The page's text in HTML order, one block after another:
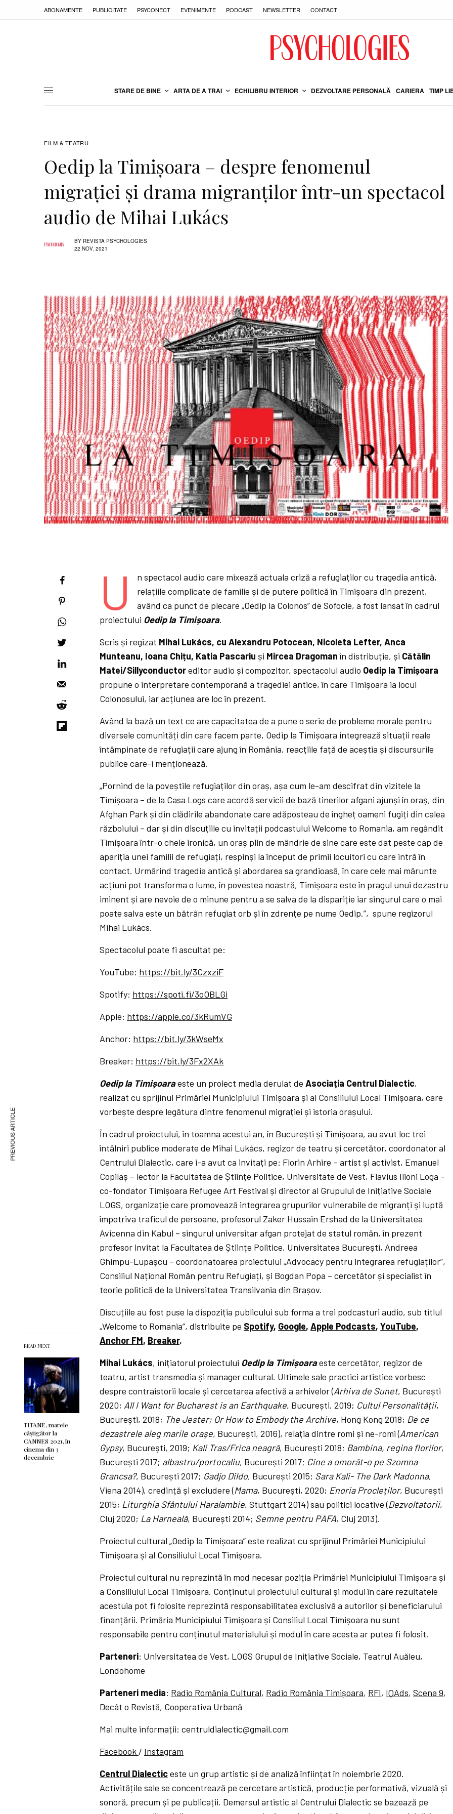
ABONAMENTE PUBLICITATE PSYCONECT EVENIMENTE PODCAST NEWSLETTER CONTACT
STARE DE BINE ARTA DE A TRAI ECHILIBRU INTERIOR DEZVOLTARE PERSONALĂ CARIERA TIMP
FILM & TEATRU
Oedip la Timișoara – despre fenomenul
migrației și drama migranților într-un spectacol
audio de Mihai Lukács
BY REVISTA PSYCHOLOGIES
22 NOV. 2021
READ NEXT
TITANE, marele
câștigător la
CANNES 2021, în
cinema din 3
decembrie
U
n spectacol audio care mixează actuala criză a refugiaților cu tragedia antică,
relațiile complicate de familie și de putere politică în Timișoara din prezent,
având ca punct de plecare „Oedip la Colonos” de Sofocle, a fost lansat în cadrul
proiectului Oedip la Timișoara.
Scris și regizat Mihai Lukács, cu Alexandru Potocean, Nicoleta Lefter, Anca
Munteanu, Ioana Chițu, Katia Pascariu și Mircea Dragomanîn distribuție, și Cătălin
Matei/Sillyconductoreditor audio și compozitor, spectacolul audio Oedip la Timișoara
propune o interpretare contemporană a tragediei antice, în care Timișoara ia locul
Colonosului, iar acțiunea are loc în prezent.
Având la bază un text ce are capacitatea de a pune o serie de probleme morale pentru
diversele comunități din care facem parte, Oedip la Timișoara integrează situații reale
întâmpinate de refugiații care ajung în România, reacțiile față de aceștia și discursurile
publice care-i menționează.
„Pornind de la poveștile refugiaților din oraș, așa cum le-am descifrat din vizitele la
Timișoara – de la Casa Logs care acordă servicii de bază tinerilor afgani ajunși în oraș, din
Afghan Park și din clădirile abandonate care adăposteau de îngheț oameni fugiți din calea
războiului – dar și din discuțiile cu invitații podcastului Welcome to Romania, am regândit
Timișoara într-o cheie ironică, un oraș plin de mândrie de sine care este dat peste cap de
apariția unei familii de refugiați, respinși la început de primii locuitori cu care intră în
contact. Urmărind tragedia antică și abordarea sa grandioasă, în care cele mai mărunte
acțiuni pot transforma o lume, în povestea noastră, Timișoara este în pragul unui dezastru
iminent și are nevoie de o minune pentru a se salva de la dispariție iar singurul care o mai
poate salva este un bătrân refugiat orb și în zdrențe pe nume Oedip.”, spune regizorul
Mihai Lukács.
Spectacolul poate fi ascultat pe:
YouTube: https://bit.ly/3CzxziF
Spotify: https://spoti.fi/3oOBLGi
Apple: https://apple.co/3kRumVG
Anchor: https://bit.ly/3kWseMx
Breaker: https://bit.ly/3Fx2XAk
Oedip la Timișoaraeste un proiect media derulat deAsociația Centrul Dialectic,
realizat cu sprijinul Primăriei Municipiului Timișoara și al Consiliului Local Timișoara, care
vorbește despre legătura dintre fenomenul migrației și istoria orașului.
În cadrul proiectului, în toamna acestui an, în București și Timișoara, au avut loc trei
întâlniri publice moderate de Mihai Lukács, regizor de teatru și cercetător, coordonator al
Centrului Dialectic, care i-a avut ca invitați pe: Florin Arhire – artist și activist, Emanuel
Copilaș – lector la Facultatea de Științe Politice, Universitate de Vest, Flavius Ilioni Loga –
co-fondator Timișoara Refugee Art Festival și director al Grupului de Inițiative Sociale
LOGS, organizație care promovează integrarea grupurilor vulnerabile de migranți și luptă
împotriva traficul de persoane, profesorul Zaker Hussain Ershad de la Universitatea
Avicenna din Kabul – singurul universitar afgan protejat de statul român, în prezent
profesor invitat la Facultatea de Științe Politice, Universitatea București, Andreea
Ghimpu-Lupașcu – coordonatoarea proiectului „Advocacy pentru integrarea refugiaților”,
Consiliul Național Român pentru Refugiați, și Bogdan Popa – cercetător și specialist în
teorie politică de la Universitatea Transilvania din Brașov.
Discuțiile au fost puse la dispoziția publicului sub forma a trei podcasturi audio, sub titlul
„Welcome to Romania”, distribuite pe Spotify, Google,Apple Podcasts,YouTube,
Anchor FM, Breaker.
Mihai Lukács, inițiatorul proiectului Oedip la Timișoaraeste cercetător, regizor de
teatru, artist transmedia și manager cultural. Ultimele sale practici artistice vorbesc
despre contraistorii locale și cercetarea afectivă a arhivelor (Arhiva de Sunet, București
2020; All I Want for Bucharest is an Earthquake, București, 2019; Cultul Personalității,
București, 2018; The Jester; Or How to Embody the Archive, Hong Kong 2018; De ce
dezastrele aleg marile orașe, București, 2016), relația dintre romi și ne-romi (American
Gypsy, București, 2019; Kali Tras/Frica neagră, București 2018; Bambina, regina florilor,
București 2017; albastru/portocaliu, București 2017; Cine a omorât-o pe Szomna
Grancsa?, București 2017; Gadjo Dildo, București 2015; Sara Kali- The Dark Madonna,
Viena 2014), credință și excludere (Mama, București, 2020; Enoria Procleților, București
2015; Liturghia Sfântului Haralambie, Stuttgart 2014) sau politici locative (Dezvoltatorii,
Cluj 2020; La Harneală, București 2014; Semne pentru PAFA, Cluj 2013).
Proiectul cultural „Oedip la Timișoara” este realizat cu sprijinul Primăriei Municipiului
Timișoara și al Consiliului Local Timișoara.
Proiectul cultural nu reprezintă în mod necesar poziția Primăriei Municipiului Timișoara și
a Consiliului Local Timișoara. Conținutul proiectului cultural și modul în care rezultatele
acestuia pot fi folosite reprezintă responsabilitatea exclusivă a autorilor și beneficiarului
finanțării. Primăria Municipiului Timișoara și Consiliul Local Timișoara nu sunt
responsabile pentru conținutul materialului și modul în care acesta ar putea fi folosit.
Parteneri: Universitatea de Vest, LOGS Grupul de Inițiative Sociale, Teatrul Auăleu,
Londohome
Parteneri media: Radio România Cultural, Radio România Timișoara, RFI, IQAds,Scena 9,
Decât o Revistă, Cooperativa Urbană
Mai multe informații: centruldialectic@gmail.com
Facebook / Instagram
Centrul Dialecticeste un grup artistic și de analiză înființat în noiembrie 2020.
Activitățile sale se concentrează pe cercetare artistică, producție performativă, vizuală și
sonoră, precum și pe publicații. Demersul artistic al Centrului Dialectic se bazează pe
PREVIOUS ARTICLE